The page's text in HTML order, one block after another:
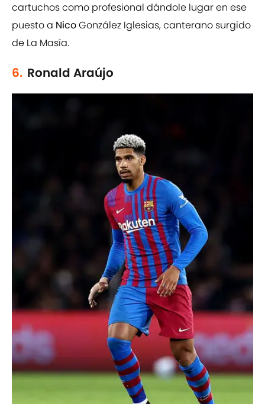
cartuchos como profesional dándole lugar en ese
puesto a NicoGonzález Iglesias, canterano surgido
de La Masía.
6. Ronald Araújo